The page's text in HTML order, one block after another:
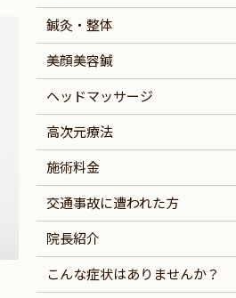
鍼灸・整体
美顔美容鍼
ヘッドマッサージ
高次元療法
施術料金
交通事故に遭われた方
院長紹介
こんな症状はありませんか？